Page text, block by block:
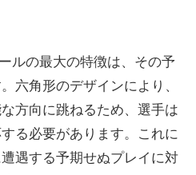
ルの最大の特徴は、その予
六角形のデザインにより、
方向に跳ねるため、選手は
る必要があります。これに
遇する予期せぬプレイに対